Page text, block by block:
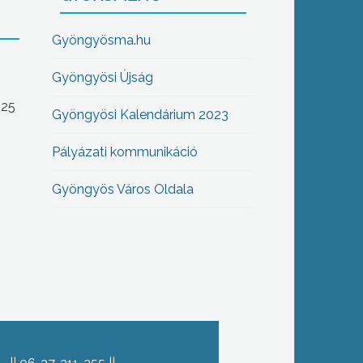
Gyöngyösma.hu
Gyöngyösi Újság
Gyöngyösi Kalendárium 2023
Pályázati kommunikáció
Gyöngyös Város Oldala